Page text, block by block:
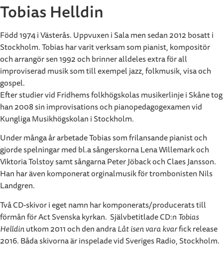
Tobias Helldin
Född 1974 i Västerås. Uppvuxen i Sala men sedan 2012 bosatt i
Stockholm. Tobias har varit verksam som pianist, kompositör
och arrangör sen 1992 och brinner alldeles extra för all
improviserad musik som till exempel jazz, folkmusik, visa och
gospel.
Efter studier vid Fridhems folkhögskolas musikerlinje i Skåne tog
han 2008 sin improvisations och pianopedagogexamen vid
Kungliga Musikhögskolan i Stockholm.
Under många år arbetade Tobias som frilansande pianist och
gjorde spelningar med bl.a sångerskorna Lena Willemark och
Viktoria Tolstoy samt sångarna Peter Jöback och Claes Jansson.
Han har även komponerat orginalmusik för trombonisten Nils
Landgren.
Två CD-skivor i eget namn har komponerats/producerats till
förmån för Act Svenska kyrkan. Självbetitlade CD:n Tobias
Helldinutkom 2011 och den andraLåt isen vara kvarfick release
2016. Båda skivorna är inspelade vid Sveriges Radio, Stockholm.